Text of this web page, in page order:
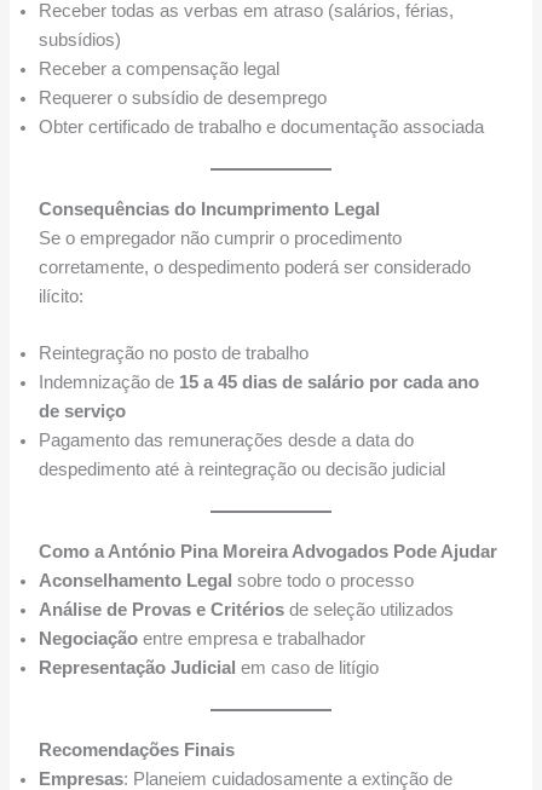
Receber todas as verbas em atraso (salários, férias,
subsídios)
Receber a compensação legal
Requerer o subsídio de desemprego
Obter certificado de trabalho e documentação associada
Consequências do Incumprimento Legal
Se o empregador não cumprir o procedimento
corretamente, o despedimento poderá ser considerado
ilícito:
Reintegração no posto de trabalho
Indemnização de 15 a 45 dias de salário por cada ano
de serviço
Pagamento das remunerações desde a data do
despedimento até à reintegração ou decisão judicial
Como a António Pina Moreira Advogados Pode Ajudar
Aconselhamento Legal sobre todo o processo
Análise de Provas e Critériosde seleção utilizados
Negociaçãoentre empresa e trabalhador
Representação Judicial em caso de litígio
Recomendações Finais
Empresas: Planeiem cuidadosamente a extinção de